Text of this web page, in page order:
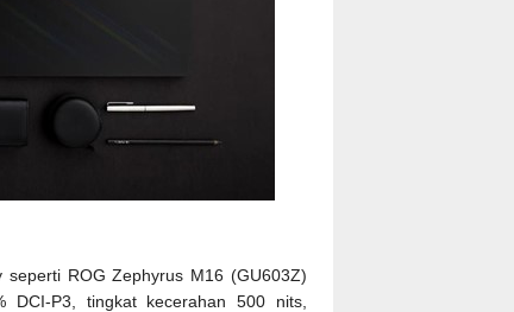
ROG Zephyrus M16 (GU603Z)
DCI-P3, tingkat kecerahan 500 nits,